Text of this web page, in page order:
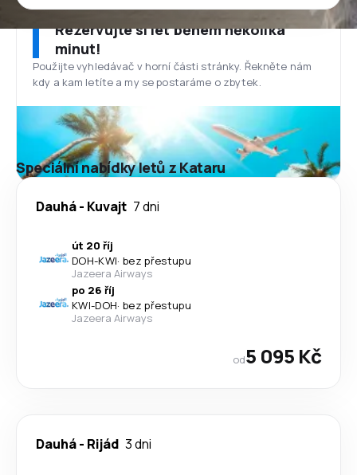
Rezervujte si let během několika
minut!
Použijte vyhledávač v horní části stránky. Řekněte nám
kdy a kam letíte a my se postaráme o zbytek.
Speciální nabídky letů z Kataru
Dauhá- Kuvajt 7 dni
út 20 říj
DOH-KWI· bez přestupu
Jazeera Airways
po 26 říj
KWI-DOH· bez přestupu
Jazeera Airways
od5 095 Kč
Dauhá- Rijád 3 dni